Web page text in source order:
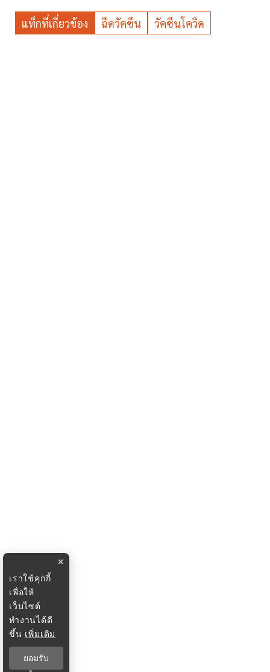
แท็กที่เกี่ยวข้อง ฉีดวัคซีน วัคซีนโควิด
×
เราใช้คุกกี้
เพื่อให้
เว็บไซต์
ทำงานได้ดี
ขึ้น เพิ่มเติม
ยอมรับ